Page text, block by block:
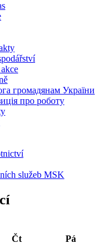
громадянам України
про роботу
služeb MSK
Čt Pá